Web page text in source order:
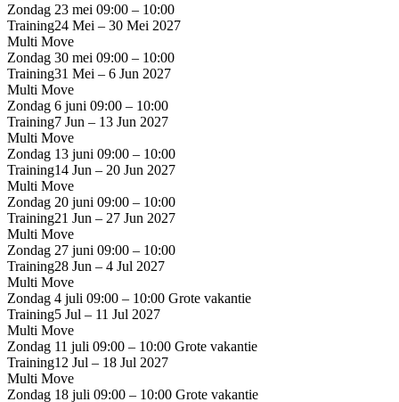
Zondag 23 mei 09:00 – 10:00
Training24 Mei – 30 Mei 2027
Multi Move
Zondag 30 mei 09:00 – 10:00
Training31 Mei – 6 Jun 2027
Multi Move
Zondag 6 juni 09:00 – 10:00
Training7 Jun – 13 Jun 2027
Multi Move
Zondag 13 juni 09:00 – 10:00
Training14 Jun – 20 Jun 2027
Multi Move
Zondag 20 juni 09:00 – 10:00
Training21 Jun – 27 Jun 2027
Multi Move
Zondag 27 juni 09:00 – 10:00
Training28 Jun – 4 Jul 2027
Multi Move
Zondag 4 juli 09:00 – 10:00 Grote vakantie
Training5 Jul – 11 Jul 2027
Multi Move
Zondag 11 juli 09:00 – 10:00 Grote vakantie
Training12 Jul – 18 Jul 2027
Multi Move
Zondag 18 juli 09:00 – 10:00 Grote vakantie